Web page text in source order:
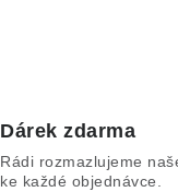
Dárek zdarma
Rádi rozmazlujeme
ke každé objednávce.